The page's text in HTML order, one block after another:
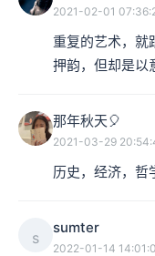
2021-02-01
重复的艺术，就
押韵，但却是以
那年秋天🎈
2021-03-29
历史，经济，哲
s
sumter
2022-01-14